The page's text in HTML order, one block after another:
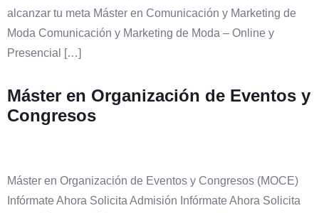
alcanzar tu meta Máster en Comunicación y Marketing de
Moda Comunicación y Marketing de Moda – Online y
Presencial […]
Máster en Organización de Eventos y
Congresos
Máster en Organización de Eventos y Congresos (MOCE)
Infórmate Ahora Solicita Admisión Infórmate Ahora Solicita